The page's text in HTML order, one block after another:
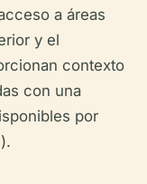
a áreas
y el
contexto
con una
por
).